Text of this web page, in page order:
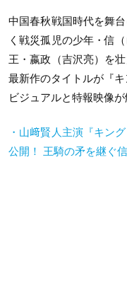
中国春秋戦国時代を舞
く戦災孤児の少年・信
王・嬴政（吉沢亮）を
最新作のタイトルが『
ビジュアルと特報映像が
・山﨑賢人主演『キン
公開！ 王騎の矛を継ぐ